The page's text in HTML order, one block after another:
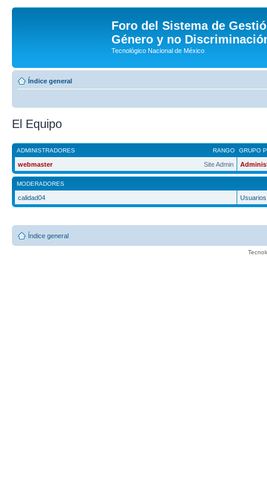
Foro del Sistema de
Género y no
Tecnológico Nacional de México
Índice general
El Equipo
RANGO
ADMINISTRADORES GRUPO
Site Admin
webmaster
MODERADORES
calidad04
Índice general